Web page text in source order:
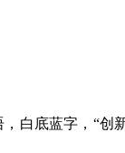
底蓝字，“创